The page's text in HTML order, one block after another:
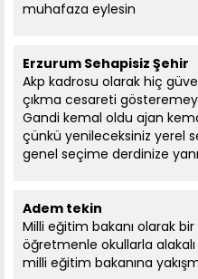
muhafaza eylesin
Erzurum Sehapisiz Şehir
Akp kadrosu olarak hiç
çıkma cesareti
Gandi kemal oldu ajan
çünkü yenileceksiniz yerel
genel seçime derdinize
Adem tekin
Milli eğitim bakanı olarak
öğretmenle okullarla alakalı
milli eğitim bakanına